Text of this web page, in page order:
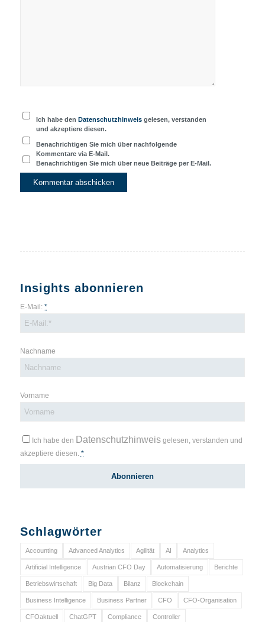
Ich habe denDatenschutzhinweis gelesen, verstanden
und akzeptiere diesen.
Benachrichtigen Sie mich über nachfolgende
Kommentare via E-Mail.
Benachrichtigen Sie mich über neue Beiträge per E-Mail.
Insights abonnieren
E-Mail: *
Nachname
Vorname
Ich habe den Datenschutzhinweisgelesen, verstanden und
akzeptiere diesen. *
Schlagwörter
Accounting Advanced Analytics Agilität AI Analytics
Artificial Intelligence Austrian CFO Day Automatisierung Berichte
Betriebswirtschaft Big Data Bilanz Blockchain
Business Intelligence Business Partner CFO CFO-Organisation
CFOaktuell ChatGPT Compliance Controller